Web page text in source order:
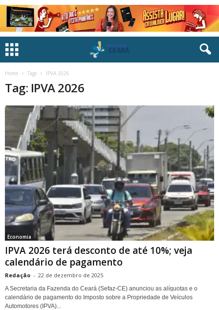
Home Tags IPVA 2026
Tag: IPVA 2026
Economia
IPVA 2026 terá desconto de até 10%; veja
calendário de pagamento
Redação - 22 de dezembro de 2025
A Secretaria da Fazenda do Ceará (Sefaz-CE) anunciou as alíquotas e o
calendário de pagamento do Imposto sobre a Propriedade de Veículos
Automotores (IPVA)...